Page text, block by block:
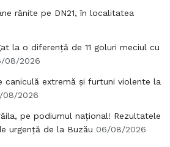
rănite pe DN21, în localitatea
la o diferență de 11 goluri meciul cu
08/2026
caniculă extremă și furtuni violente la
08/2026
pe podiumul național! Rezultatele
urgență de la Buzău 06/08/2026